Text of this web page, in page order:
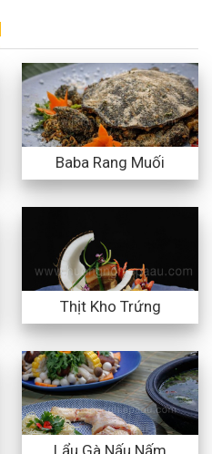
Baba Rang Muối
Thịt Kho Trứng